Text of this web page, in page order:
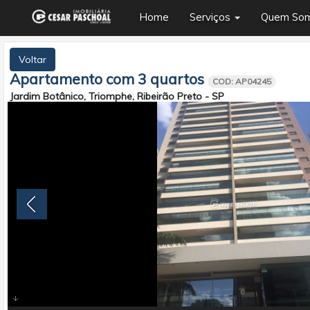
Home Serviços Quem
Voltar
Apartamento com 3 quartos COD: AP04245
Jardim Botânico, Triomphe, Ribeirão Preto - SP